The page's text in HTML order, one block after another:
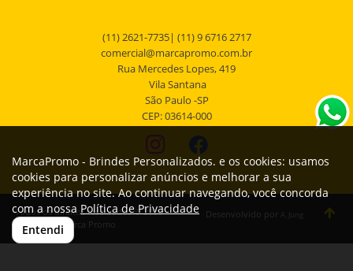
(11) 2621-7735| (11) 9 6716 2717
comercial@marcapromo.com.br
Rua Mercedes Lopes, 419
Vila Santana
São Paulo -SP
CEP: 03614-000
Todos os direitos reservados © 2026
Marca Promo
Desenvolvido por A. Jung
MarcaPromo - Brindes Personalizados. e os cookies: usamos
cookies para personalizar anúncios e melhorar a sua
experiência no site. Ao continuar navegando, você concorda
com a nossaPolítica de Privacidade
Entendi